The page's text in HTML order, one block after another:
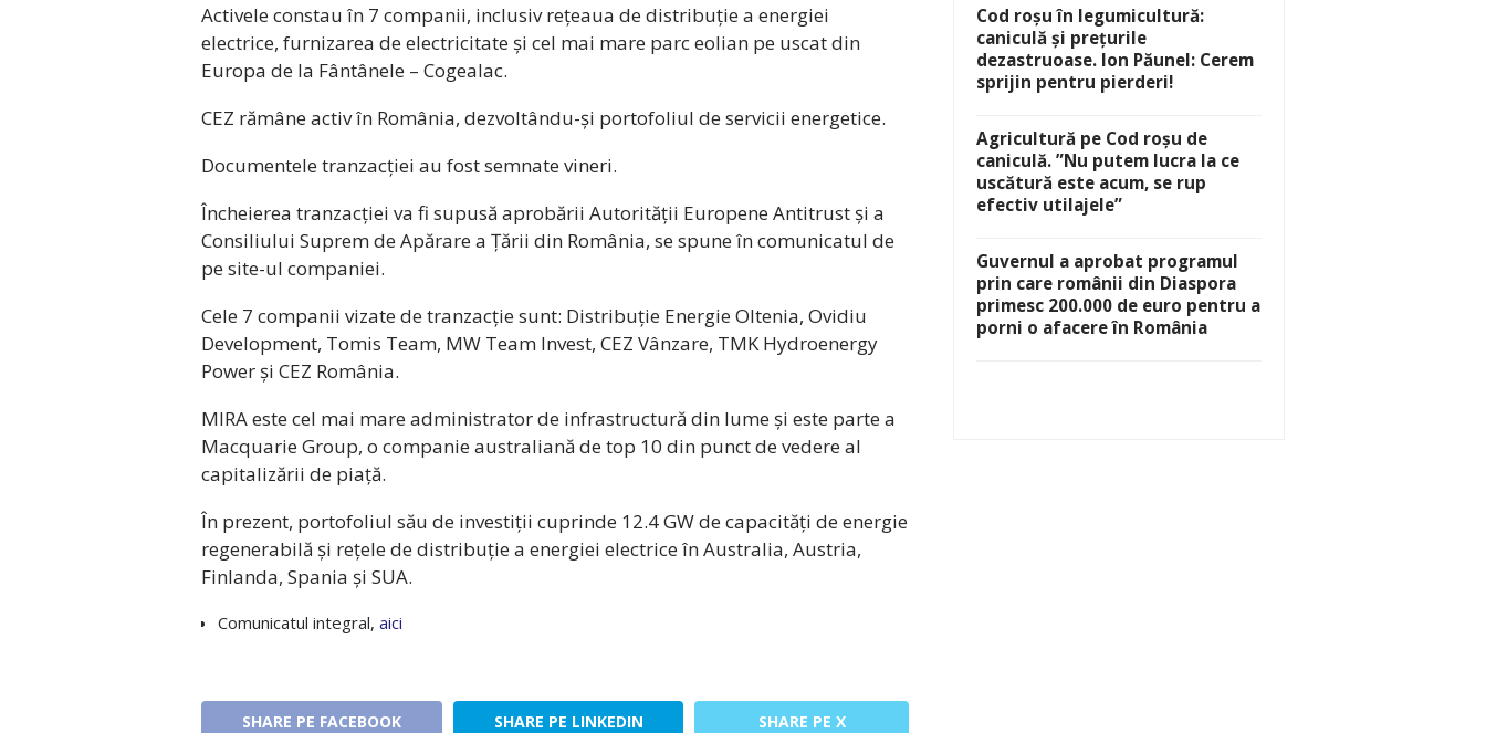
Activele constau în 7 companii, inclusiv rețeaua de distribuție a energiei
electrice, furnizarea de electricitate și cel mai mare parc eolian pe uscat din
Europa de la Fântânele – Cogealac.
CEZ rămâne activ în România, dezvoltându-și portofoliul de servicii energetice.
Documentele tranzacției au fost semnate vineri.
Încheierea tranzacției va fi supusă aprobării Autorității Europene Antitrust și a
Consiliului Suprem de Apărare a Țării din România, se spune în comunicatul de
pe site-ul companiei.
Cele 7 companii vizate de tranzacție sunt: Distribuție Energie Oltenia, Ovidiu
Development, Tomis Team, MW Team Invest, CEZ Vânzare, TMK Hydroenergy
Power și CEZ România.
MIRA este cel mai mare administrator de infrastructură din lume și este parte a
Macquarie Group, o companie australiană de top 10 din punct de vedere al
capitalizării de piață.
În prezent, portofoliul său de investiții cuprinde 12.4 GW de capacități de energie
regenerabilă și rețele de distribuție a energiei electrice în Australia, Austria,
Finlanda, Spania și SUA.
Comunicatul integral, aici
SHARE PE FACEBOOK SHARE PE LINKEDIN SHARE PE X
Cod roșu în legumicultură:
caniculă și prețurile
dezastruoase. Ion Păunel: Cerem
sprijin pentru pierderi!
Agricultură pe Cod roșu de
caniculă. ”Nu putem lucra la ce
uscătură este acum, se rup
efectiv utilajele”
Guvernul a aprobat programul
prin care românii din Diaspora
primesc 200.000 de euro pentru a
porni o afacere în România